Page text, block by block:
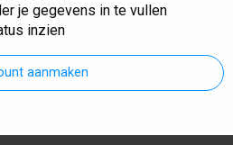
je gegevens in te vullen
inzien
aanmaken